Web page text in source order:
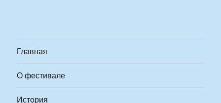
Главная
О фестивале
История